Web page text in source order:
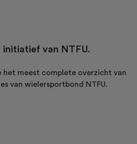
initiatief van NTFU.
het meest complete overzicht van
van wielersportbond NTFU.